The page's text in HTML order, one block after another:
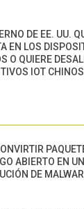
DE EE. UU.
EN LOS
O QUIERE
IOT CHINOS
ABIERTO EN
DE